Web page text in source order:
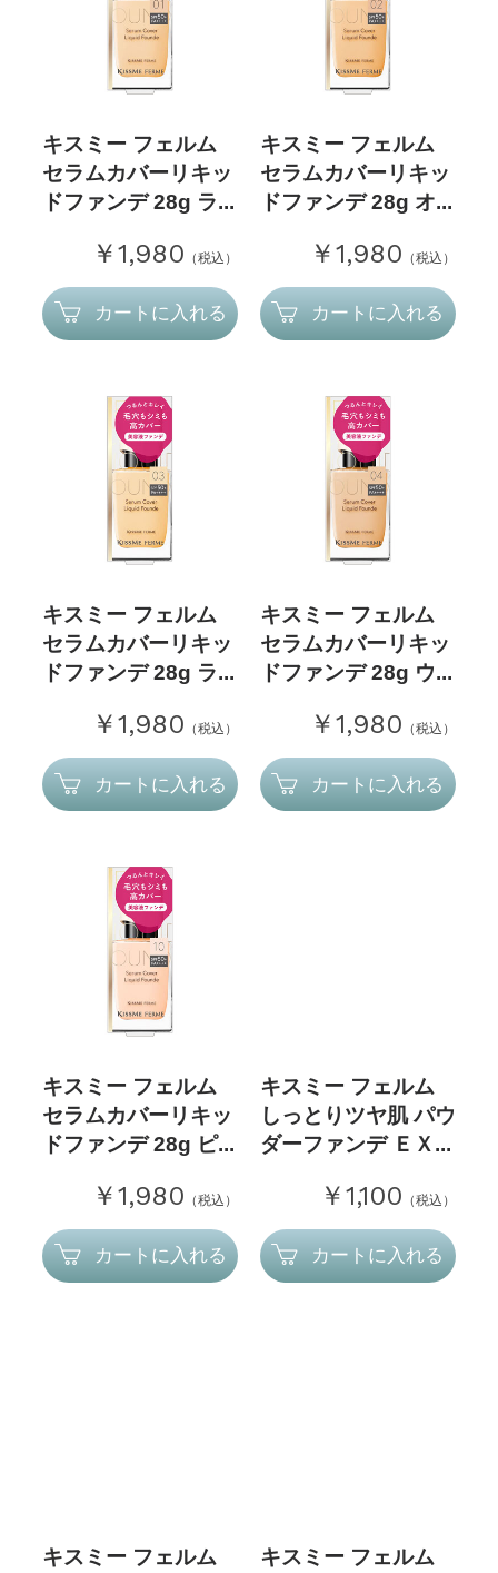
キスミー フェルム
セラムカバーリキッ
ドファンデ 28g ラ...
￥1,980 （税込）
カートに入れる
キスミー フェルム
セラムカバーリキッ
ドファンデ 28g オ...
￥1,980 （税込）
カートに入れる
キスミー フェルム
セラムカバーリキッ
ドファンデ 28g ラ...
￥1,980 （税込）
カートに入れる
キスミー フェルム
セラムカバーリキッ
ドファンデ 28g ウ...
￥1,980 （税込）
カートに入れる
キスミー フェルム
セラムカバーリキッ
ドファンデ 28g ピ...
￥1,980 （税込）
カートに入れる
キスミー フェルム
しっとりツヤ肌 パウ
ダーファンデ ＥＸ...
￥1,100 （税込）
カートに入れる
キスミー フェルム
キスミー フェルム